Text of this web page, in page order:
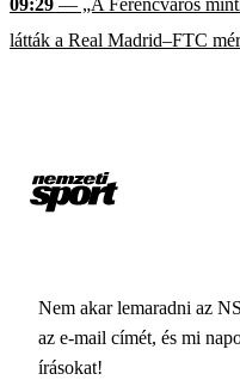
09:29 — „A Ferencváros
látták a Real Madrid–FTC
Nem akar lemaradni az
az e-mail címét, és mi
írásokat!